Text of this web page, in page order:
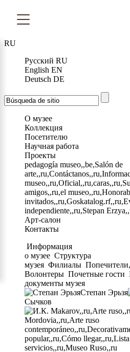
RU
Русский RU
English EN
Deutsch DE
О музее
Коллекция
Посетителю
Научная работа
Проекты
pedagogía museo,,be,Salón de
amigos,,ru,el
independiente,,ru,Stepan
Арт-салон
Контакты
Информация
о музее Структура
музея Филиалы
Волонтеры Почетные гости
документы музея
Степан Эрьзя
Сычков